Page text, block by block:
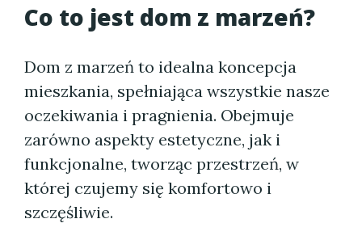
Co to jest dom z marzeń?
Dom z marzeń to idealna koncepcja
mieszkania, spełniająca wszystkie nasze
oczekiwania i pragnienia. Obejmuje
zarówno aspekty estetyczne, jak i
funkcjonalne, tworząc przestrzeń, w
której czujemy się komfortowo i
szczęśliwie.